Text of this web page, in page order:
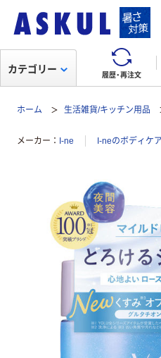
履歴・再注文
カテゴリー
ホーム 生活雑貨/キッチン用品
メーカー I-ne I-neのボディケ